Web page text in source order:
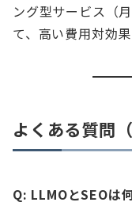
ング型サービス（
て、高い費用対効
よくある質問（
Q: LLMOとSEOは